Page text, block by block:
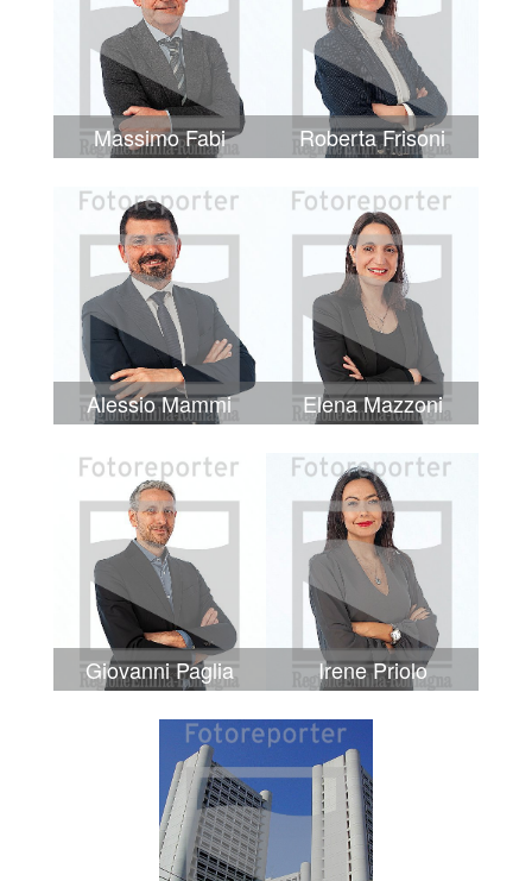
Massimo Fabi Roberta Frisoni
Alessio Mammi Elena Mazzoni
Giovanni Paglia Irene Priolo